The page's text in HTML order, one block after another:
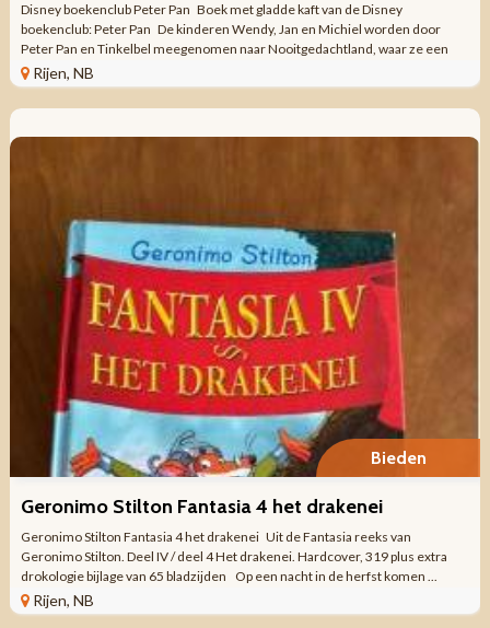
Disney boekenclub Peter Pan Boek met gladde kaft van de Disney
boekenclub: Peter Pan De kinderen Wendy, Jan en Michiel worden door
Peter Pan en Tinkelbel meegenomen naar Nooitgedachtland, waar ze een
avontuur beleven met ...
Rijen, NB
Bieden
Geronimo Stilton Fantasia 4 het drakenei
Geronimo Stilton Fantasia 4 het drakenei Uit de Fantasia reeks van
Geronimo Stilton. Deel IV / deel 4 Het drakenei. Hardcover, 319 plus extra
drokologie bijlage van 65 bladzijden Op een nacht in de herfst komen ...
Rijen, NB